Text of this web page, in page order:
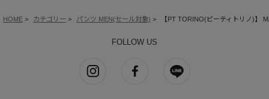
HOME カテゴリー パンツ MEN(セール対象) 【PT TORINO(ピーティトリノ)】
FOLLOW US